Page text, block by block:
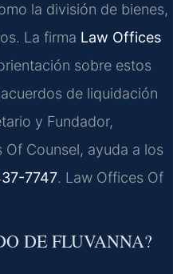
la división de bienes,
La firma Law Offices
sobre estos
de liquidación
y Fundador,
Counsel, ayuda a los
7747. Law Offices Of
DE FLUVANNA?